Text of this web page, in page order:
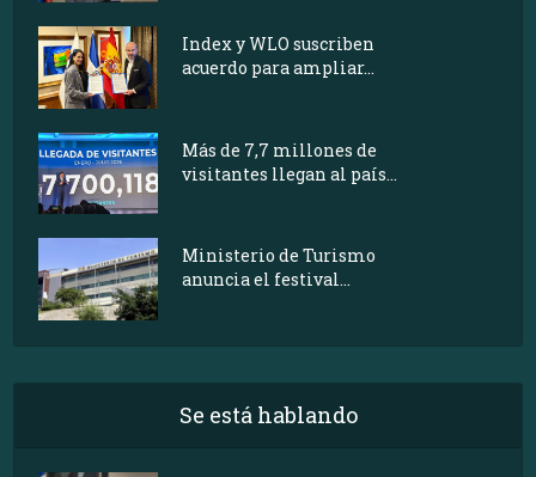
Index y WLO suscriben
acuerdo para ampliar...
Más de 7,7 millones de
visitantes llegan al país...
Ministerio de Turismo
anuncia el festival...
Se está hablando